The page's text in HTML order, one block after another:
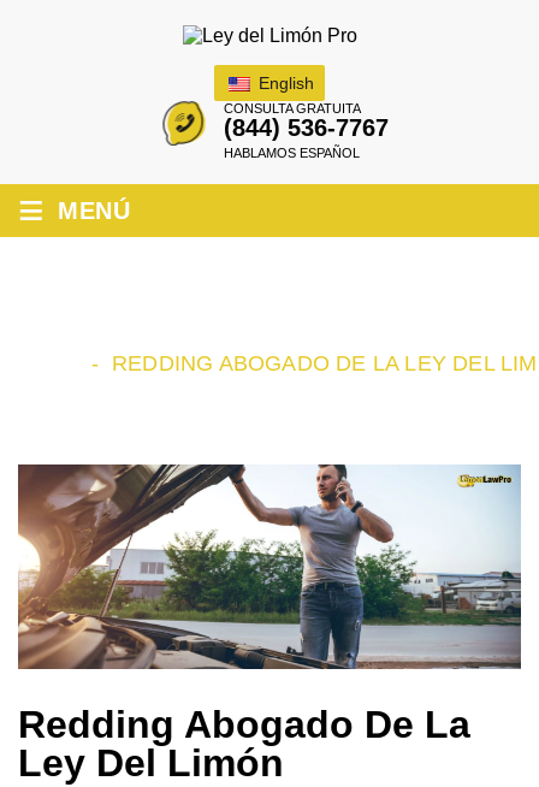
English
CONSULTA GRATUITA
(844) 536-7767
HABLAMOS ESPAÑOL
≡ MENÚ
- REDDING ABOGADO DE LA LEY DEL
Redding Abogado De La
Ley Del Limón